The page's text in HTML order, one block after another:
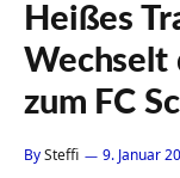
Heißes
Wechselt
zum FC
BySteffi 9. Januar